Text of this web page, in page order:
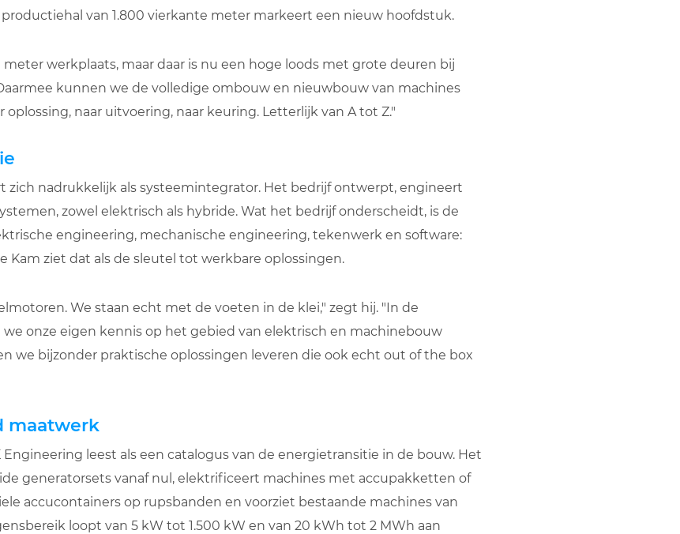
van 1.800 vierkante meter markeert een nieuw hoofdstuk.
werkplaats, maar daar is nu een hoge loods met grote deuren bij
kunnen we de volledige ombouw en nieuwbouw van machines
oplossing, naar uitvoering, naar keuring. Letterlijk van A tot Z."
zich nadrukkelijk als systeemintegrator. Het bedrijf ontwerpt, engineert
zowel elektrisch als hybride. Wat het bedrijf onderscheidt, is de
engineering, mechanische engineering, tekenwerk en software:
Kam ziet dat als de sleutel tot werkbare oplossingen.
We staan echt met de voeten in de klei," zegt hij. "In de
we onze eigen kennis op het gebied van elektrisch en machinebouw
we bijzonder praktische oplossingen leveren die ook echt out of the box
maatwerk
leest als een catalogus van de energietransitie in de bouw. Het
generatorsets vanaf nul, elektrificeert machines met accupakketten of
accucontainers op rupsbanden en voorziet bestaande machines van
loopt van 5 kW tot 1.500 kW en van 20 kWh tot 2 MWh aan